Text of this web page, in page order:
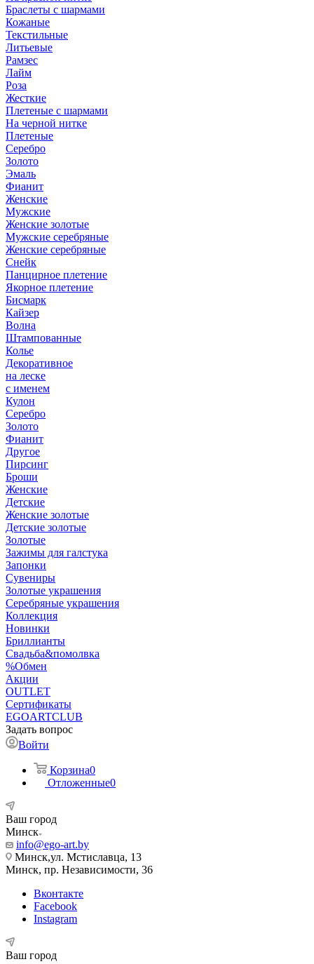
Браслеты с шармами
Кожаные
Текстильные
Литьевые
Рамзес
Лайм
Роза
Жесткие
Плетеные с шармами
На черной нитке
Плетеные
Серебро
Золото
Эмаль
Фианит
Женские
Мужские
Женские золотые
Мужские серебряные
Женские серебряные
Снейк
Панцирное плетение
Якорное плетение
Бисмарк
Кайзер
Волна
Штампованные
Колье
Декоративное
на леске
с именем
Кулон
Серебро
Золото
Фианит
Другое
Пирсинг
Броши
Женские
Детские
Женские золотые
Детские золотые
Золотые
Зажимы для галстука
Запонки
Сувениры
Золотые украшения
Серебряные украшения
Коллекция
Новинки
Бриллианты
Свадьба&помолвка
%Обмен
Акции
OUTLET
Сертификаты
EGOARTCLUB
Задать вопрос
Войти
Корзина0
Отложенные0
Ваш город
Минск
info@ego-art.by
Минск,ул. Мстиславца, 13
Минск, пр. Независимости, 36
Вконтакте
Facebook
Instagram
Ваш город